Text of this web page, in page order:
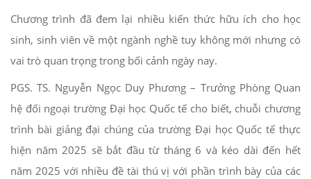
Chương trình đã đem lại nhiều kiến thức hữu ích cho học
sinh, sinh viên về một ngành nghề tuy không mới nhưng có
vai trò quan trọng trong bối cảnh ngày nay.
PGS. TS. Nguyễn Ngọc Duy Phương – Trưởng Phòng Quan
hệ đối ngoại trường Đại học Quốc tế cho biết, chuỗi chương
trình bài giảng đại chúng của trường Đại học Quốc tế thực
hiện năm 2025 sẽ bắt đầu từ tháng 6 và kéo dài đến hết
năm 2025 với nhiều đề tài thú vị với phần trình bày của các